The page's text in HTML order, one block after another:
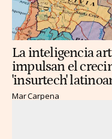
La inteligencia
impulsan el
'insurtech'
Mar Carpena